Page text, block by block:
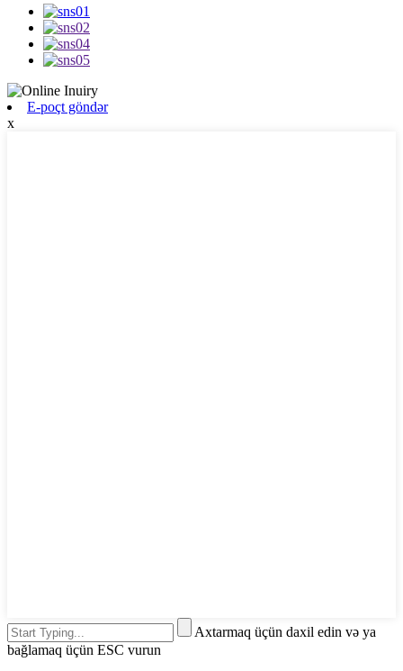
E-poçt göndər
x
Axtarmaq üçün daxil edin və ya
bağlamaq üçün ESC vurun